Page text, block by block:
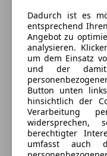
Kraftstoff
Kraftstoffverbrauch
CO₂-Emissionen
Ausstattung
Dadurch ist es
entsprechend
Angebot zu
analysieren.
um dem Einsatz
und der damit
Button unten
hinsichtlich der
Verarbeitung
widersprechen,
berechtigter
umfasst auch